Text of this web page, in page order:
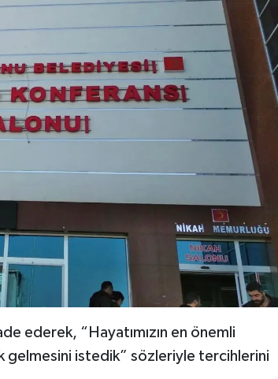
ederek, “Hayatımızın en önemli
gelmesini istedik” sözleriyle tercihlerini